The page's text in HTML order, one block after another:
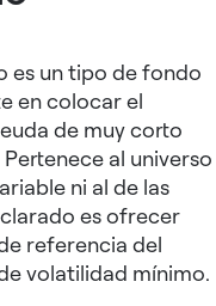
es un tipo de fondo
en colocar el
de muy corto
al universo
ni al de las
es ofrecer
referencia del
volatilidad mínimo.